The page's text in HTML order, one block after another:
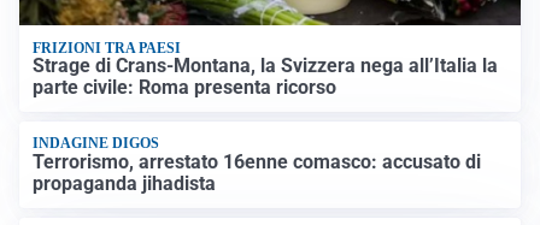
FRIZIONI TRA PAESI
Strage di Crans-Montana, la Svizzera nega all’Italia la
parte civile: Roma presenta ricorso
INDAGINE DIGOS
Terrorismo, arrestato 16enne comasco: accusato di
propaganda jihadista